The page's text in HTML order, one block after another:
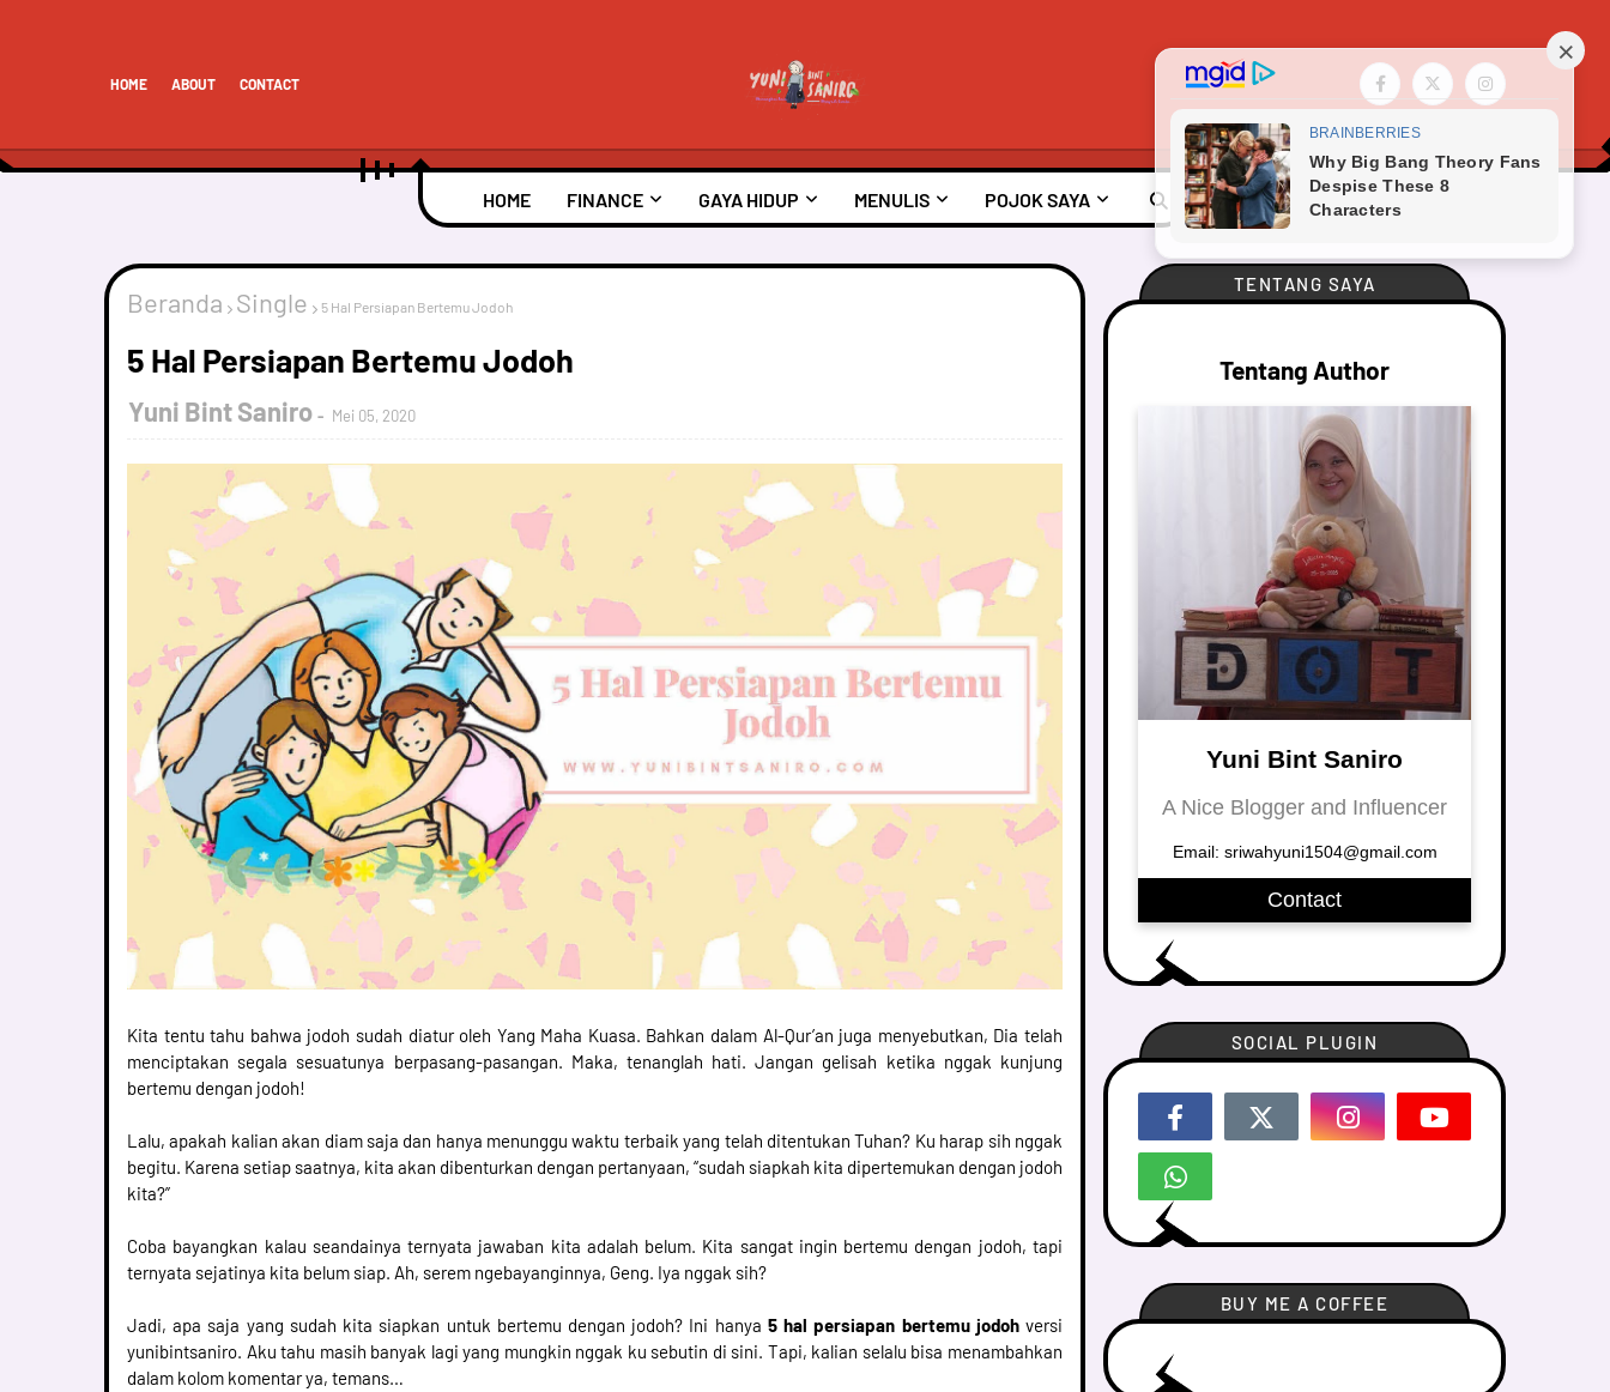
HOME ABOUT CONTACT
HOME FINANCE GAYA HIDUP MENULIS POJOK SAYA
Beranda Single 5 Hal Persiapan Bertemu Jodoh
5 Hal Persiapan Bertemu Jodoh
Yuni Bint Saniro Mei 05, 2020
Kita tentu tahu bahwa jodoh sudah diatur oleh Yang Maha Kuasa. Bahkan dalam Al-Qur’an juga menyebutkan, Dia telah
menciptakan segala sesuatunya berpasang-pasangan. Maka, tenanglah hati. Jangan gelisah ketika nggak kunjung
bertemu dengan jodoh!
Lalu, apakah kalian akan diam saja dan hanya menunggu waktu terbaik yang telah ditentukan Tuhan? Ku harap sih nggak
begitu. Karena setiap saatnya, kita akan dibenturkan dengan pertanyaan, “sudah siapkah kita dipertemukan dengan jodoh
kita?”
Coba bayangkan kalau seandainya ternyata jawaban kita adalah belum. Kita sangat ingin bertemu dengan jodoh, tapi
ternyata sejatinya kita belum siap. Ah, serem ngebayanginnya, Geng. Iya nggak sih?
Jadi, apa saja yang sudah kita siapkan untuk bertemu dengan jodoh? Ini hanya 5 hal persiapan bertemu jodohversi
yunibintsaniro. Aku tahu masih banyak lagi yang mungkin nggak ku sebutin di sini. Tapi, kalian selalu bisa menambahkan
dalam kolom komentar ya, temans…
TENTANG SAYA
Tentang Author
Yuni Bint Saniro
A Nice Blogger and Influencer
Email: sriwahyuni1504@gmail.com
Contact
SOCIAL PLUGIN
BUY ME A COFFEE